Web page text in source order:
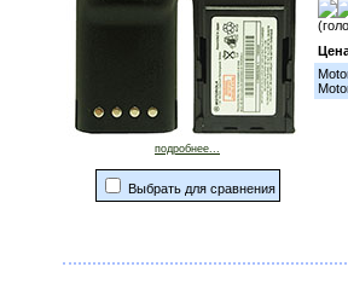
подробнее...
Выбрать для сравнения